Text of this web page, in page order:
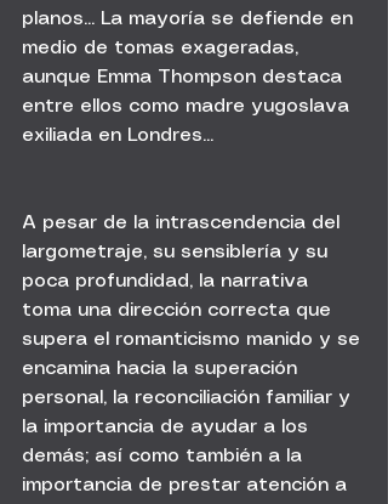
planos... La mayoría se defiende en
medio de tomas exageradas,
aunque Emma Thompson destaca
entre ellos como madre yugoslava
exiliada en Londres...
A pesar de la intrascendencia del
largometraje, su sensiblería y su
poca profundidad, la narrativa
toma una dirección correcta que
supera el romanticismo manido y se
encamina hacia la superación
personal, la reconciliación familiar y
la importancia de ayudar a los
demás; así como también a la
importancia de prestar atención a